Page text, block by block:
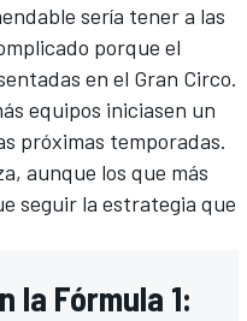
sería tener a las
porque el
en el Gran Circo.
equipos iniciasen un
próximas temporadas.
aunque los que más
seguir la estrategia que
la Fórmula 1: